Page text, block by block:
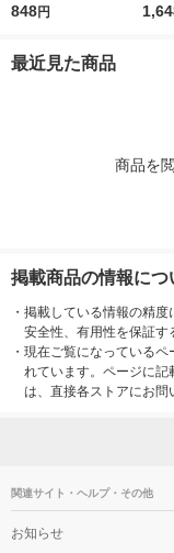
イボール 320ml×3本
848円
イボ
最近見た商品
商品を
掲載商品の情報につ
・ 掲載している情報の精度
安全性、有用性を保証す
・ 現在ご覧になっているペ
れています。ページに記
は、直接各ストアにお問
関連サイト・ヘルプ・その他
お知らせ